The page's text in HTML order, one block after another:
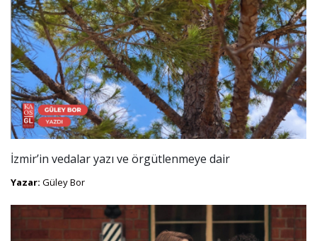
İzmir’in vedalar yazı ve örgütlenmeye dair
Yazar: Güley Bor